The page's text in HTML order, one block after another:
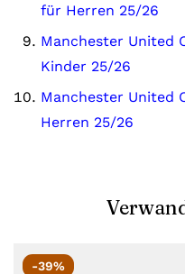
für Herren 25/26
Manchester United
Kinder 25/26
Manchester United
Herren 25/26
-39%